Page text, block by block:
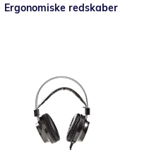
Ergonomiske redskaber